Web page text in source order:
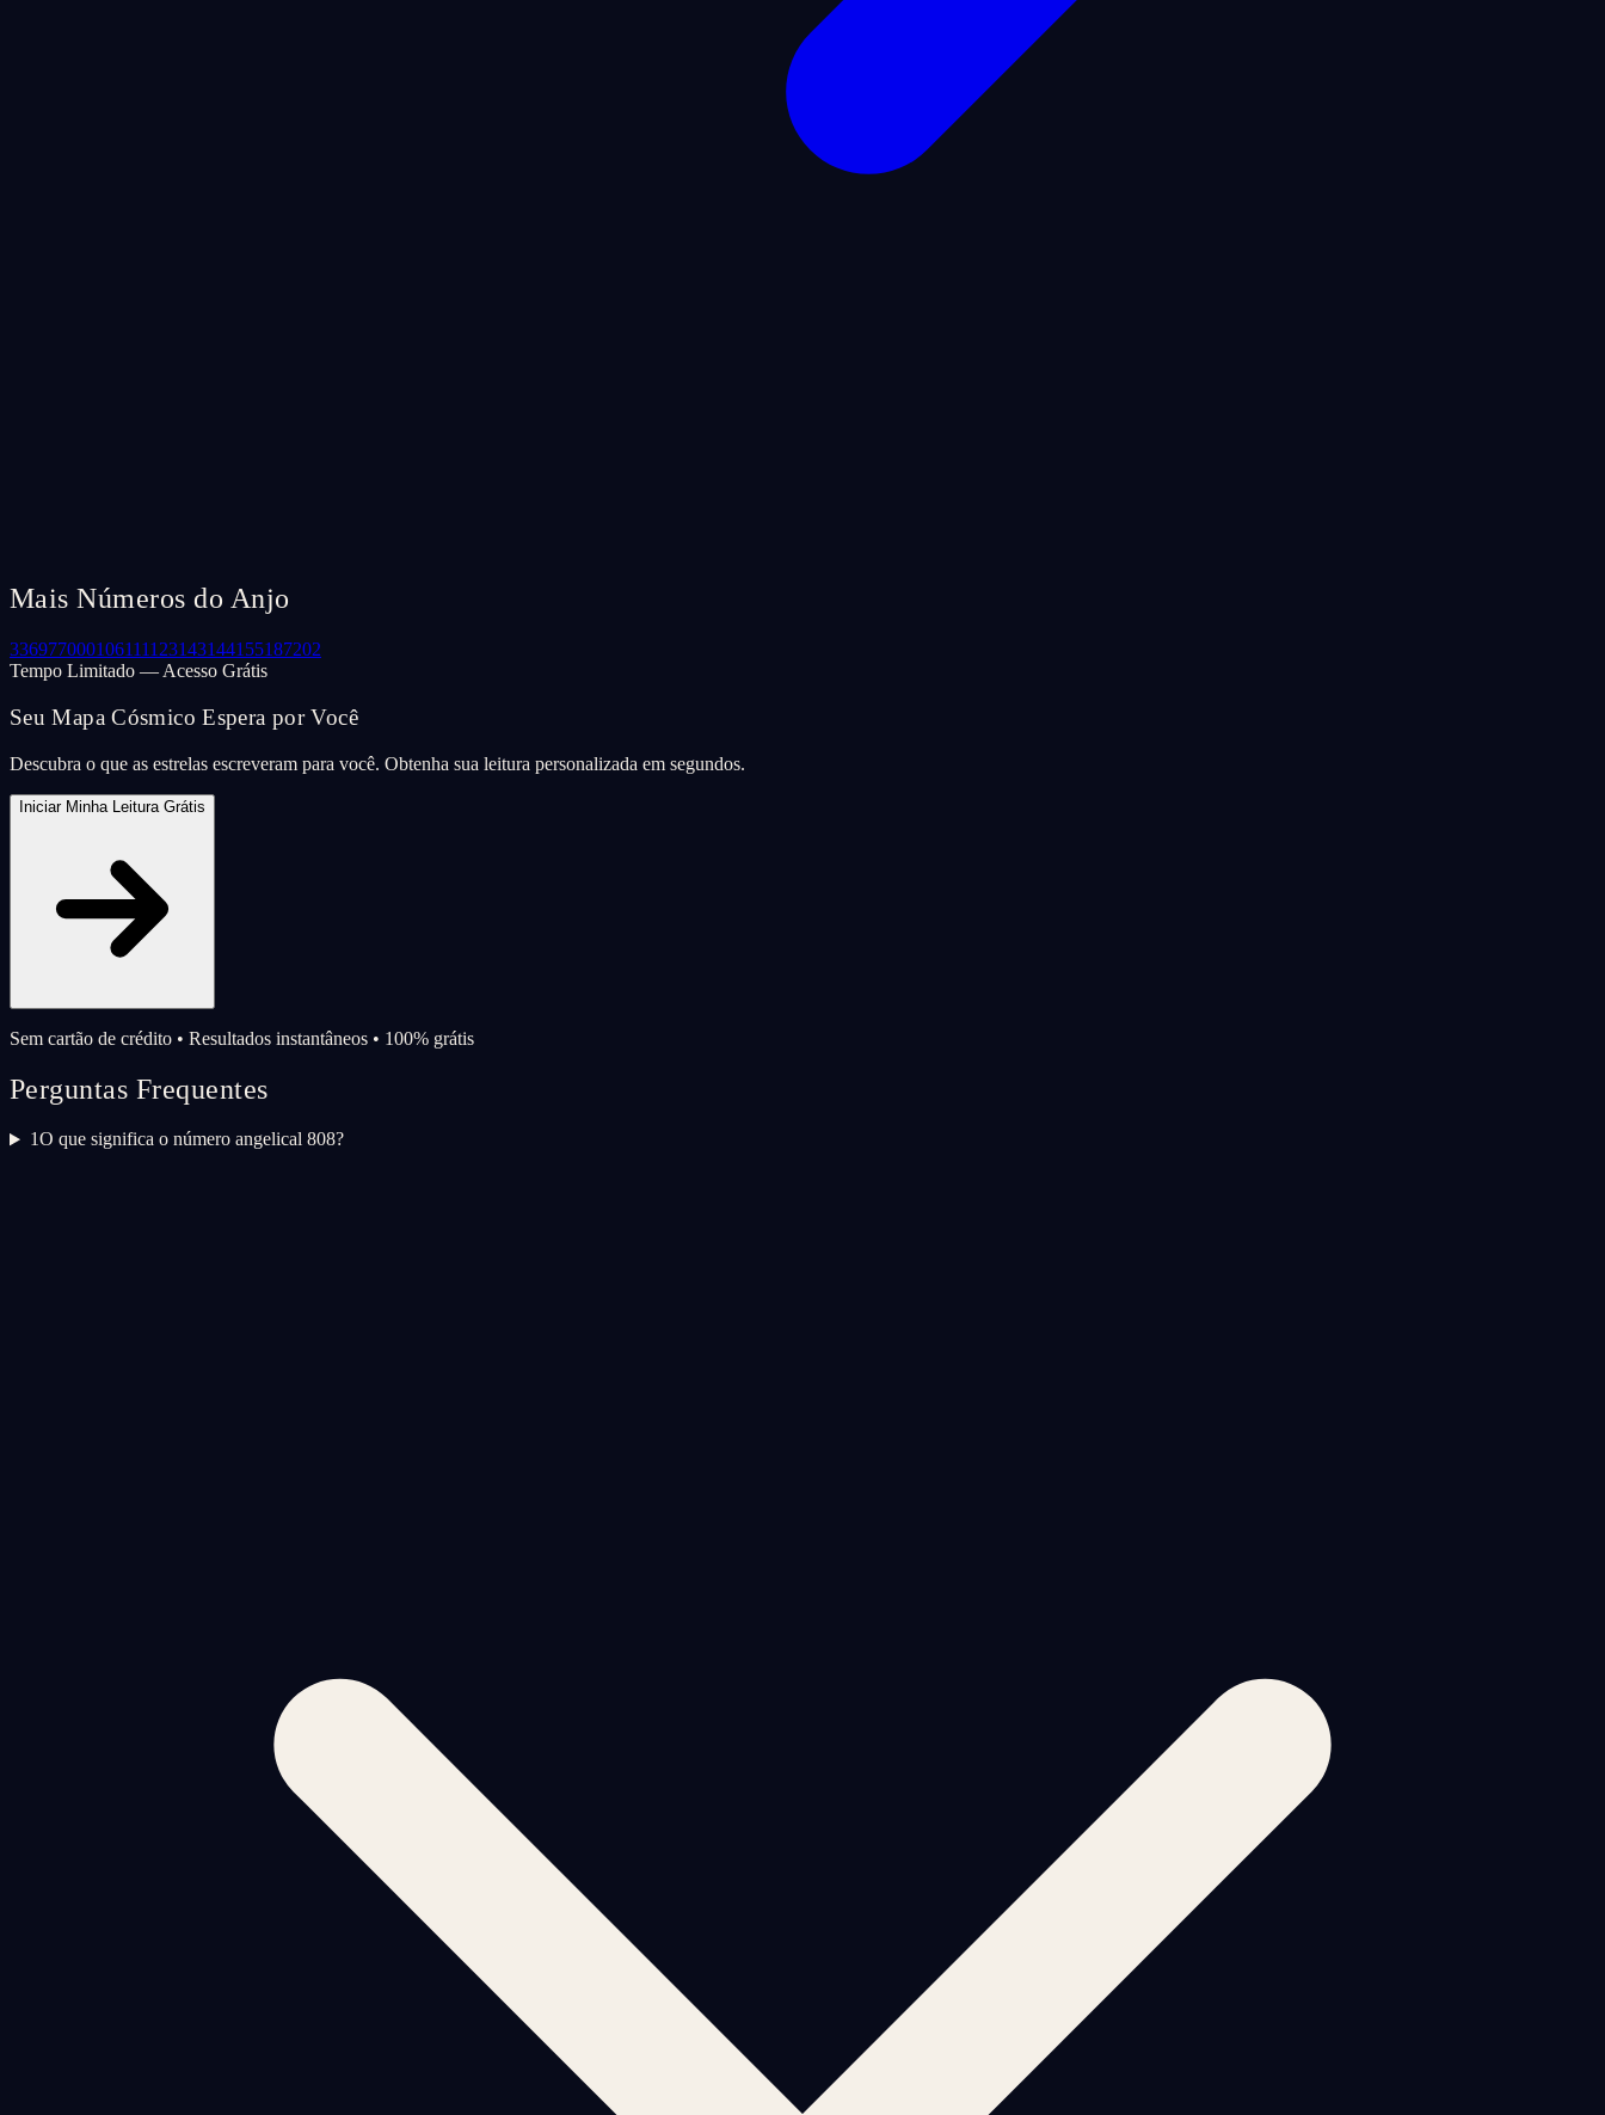
Mais Números do Anjo
336977000106111123143144155187202
Tempo Limitado — Acesso Grátis
Seu Mapa Cósmico Espera por Você
Descubra o que as estrelas escreveram para você. Obtenha sua leitura personalizada em segundos.
Iniciar Minha Leitura Grátis
Sem cartão de crédito • Resultados instantâneos • 100% grátis
Perguntas Frequentes
1O que significa o número angelical 808?